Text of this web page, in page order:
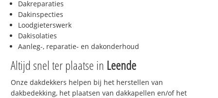
Dakreparaties
Dakinspecties
Loodgieterswerk
Dakisolaties
Aanleg-, reparatie- en dakonderhoud
Altijd snel ter plaatse in Leende
Onze dakdekkers helpen bij het herstellen van
dakbedekking, het plaatsen van dakkapellen en/of het